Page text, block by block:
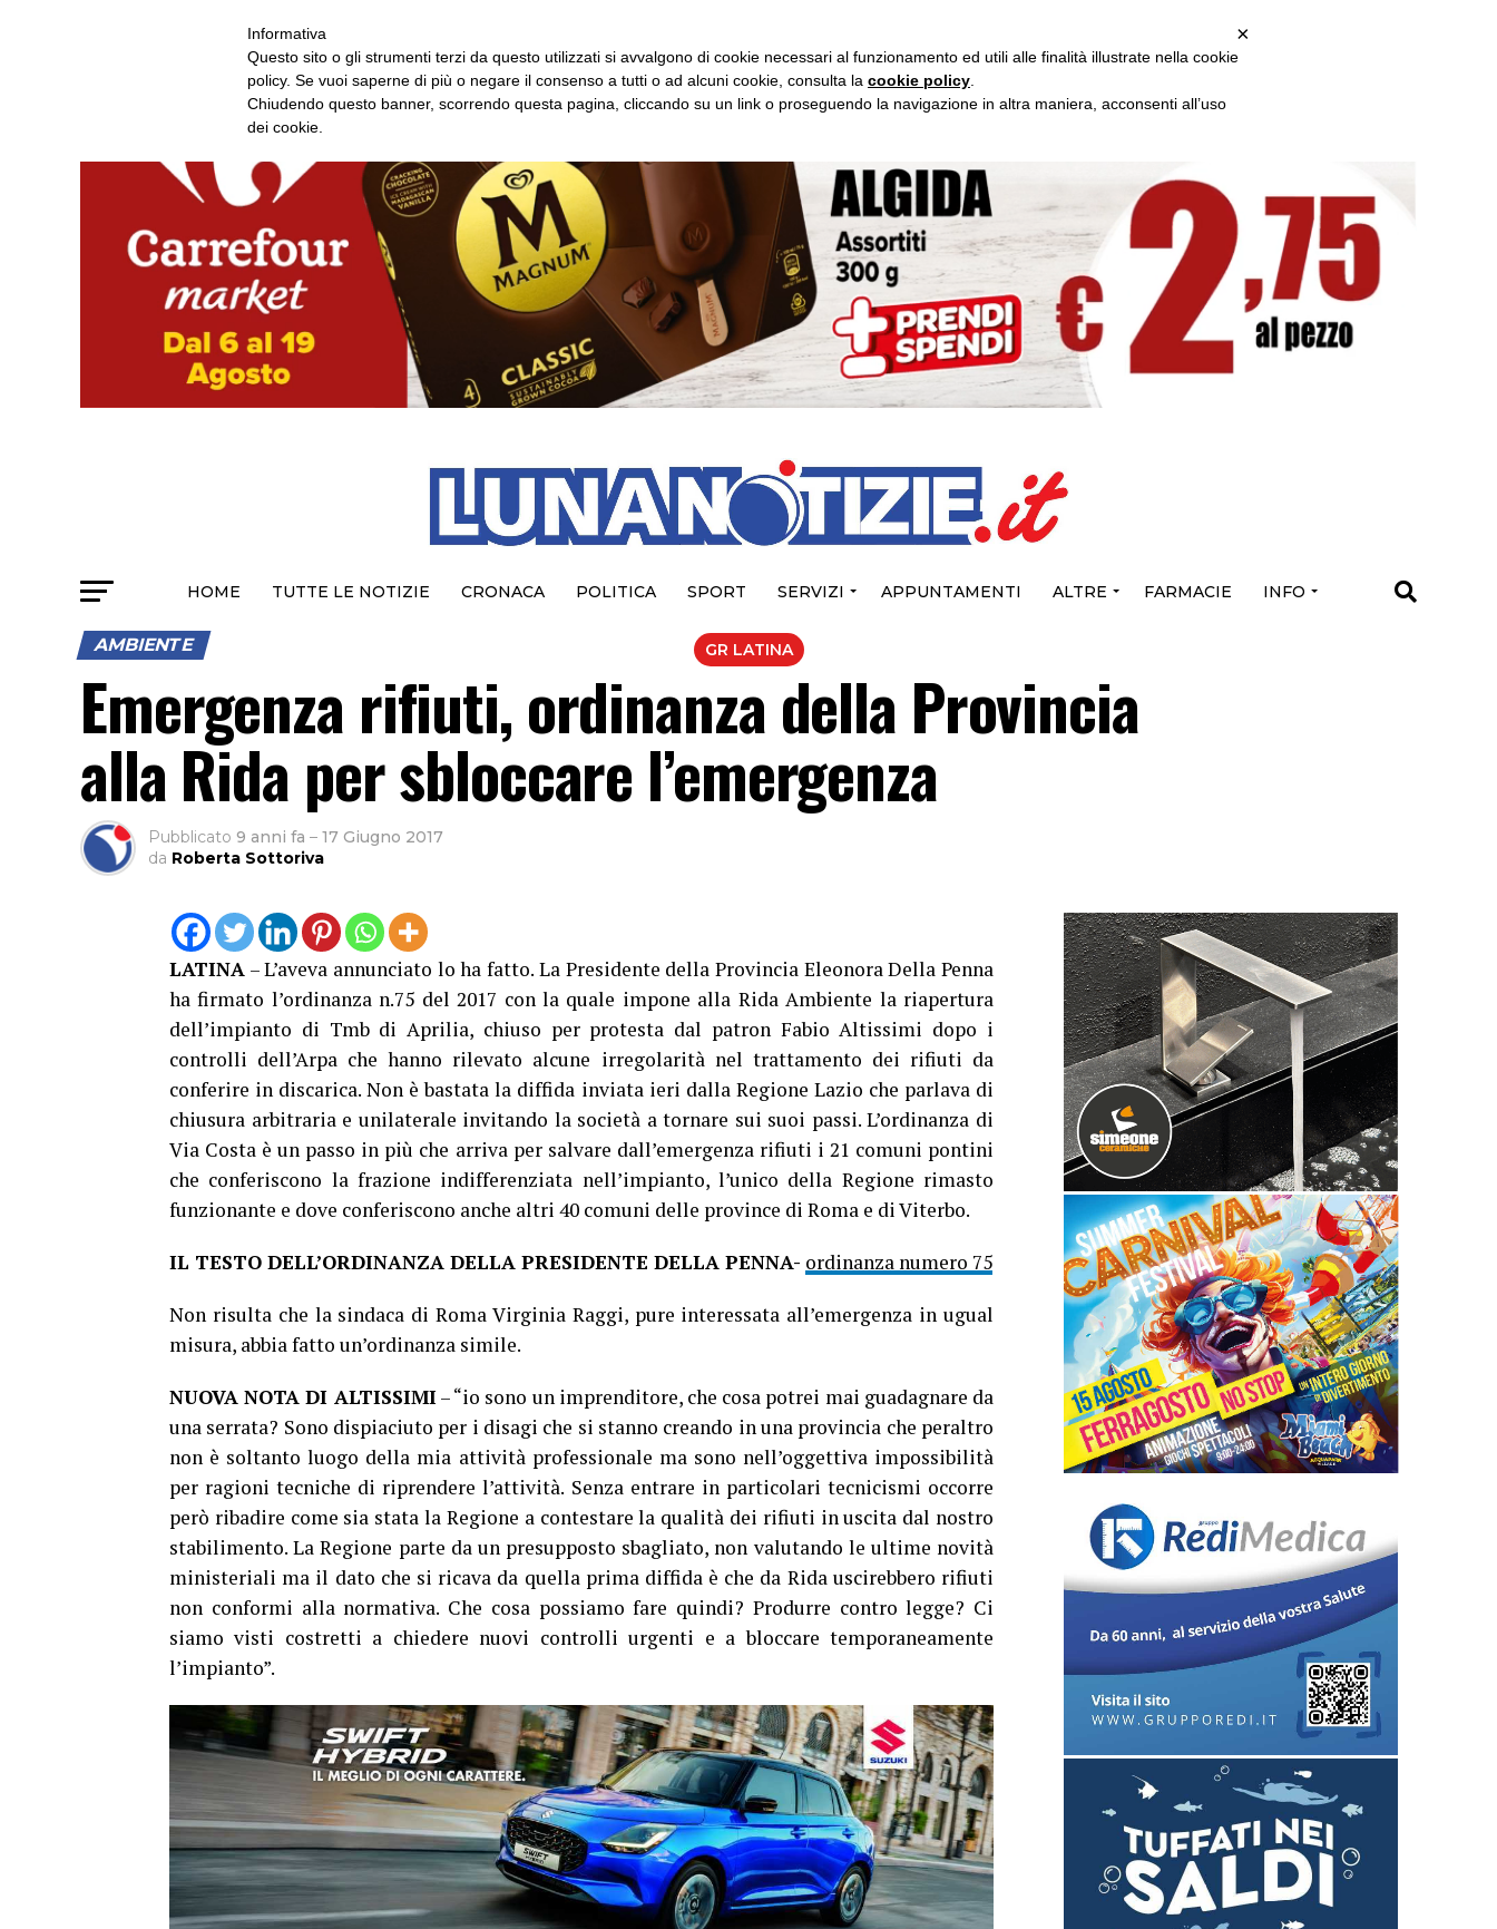
HOME TUTTE LE NOTIZIE CRONACA POLITICA SPORT SERVIZI APPUNTAMENTI ALTRE FARMACIE INFO
GR LATINA
AMBIENTE
Emergenza rifiuti, ordinanza della Provincia
alla Rida per sbloccare l’emergenza
Pubblicato 9 anni fa – 17 Giugno 2017
da Roberta Sottoriva
LATINA – L’aveva annunciato lo ha fatto. La Presidente della Provincia Eleonora Della Penna
ha firmato l’ordinanza n.75 del 2017 con la quale impone alla Rida Ambiente la riapertura
dell’impianto di Tmb di Aprilia, chiuso per protesta dal patron Fabio Altissimi dopo i
controlli dell’Arpa che hanno rilevato alcune irregolarità nel trattamento dei rifiuti da
conferire in discarica. Non è bastata la diffida inviata ieri dalla Regione Lazio che parlava di
chiusura arbitraria e unilaterale invitando la società a tornare sui suoi passi. L’ordinanza di
Via Costa è un passo in più che arriva per salvare dall’emergenza rifiuti i 21 comuni pontini
che conferiscono la frazione indifferenziata nell’impianto, l’unico della Regione rimasto
funzionante e dove conferiscono anche altri 40 comuni delle province di Roma e di Viterbo.
IL TESTO DELL’ORDINANZA DELLA PRESIDENTE DELLA PENNA- ordinanza numero 75
Non risulta che la sindaca di Roma Virginia Raggi, pure interessata all’emergenza in ugual
misura, abbia fatto un’ordinanza simile.
NUOVA NOTA DI ALTISSIMI– “io sono un imprenditore, che cosa potrei mai guadagnare da
una serrata? Sono dispiaciuto per i disagi che si stanno creando in una provincia che peraltro
non è soltanto luogo della mia attività professionale ma sono nell’oggettiva impossibilità
per ragioni tecniche di riprendere l’attività. Senza entrare in particolari tecnicismi occorre
però ribadire come sia stata la Regione a contestare la qualità dei rifiuti in uscita dal nostro
stabilimento. La Regione parte da un presupposto sbagliato, non valutando le ultime novità
ministeriali ma il dato che si ricava da quella prima diffida è che da Rida uscirebbero rifiuti
non conformi alla normativa. Che cosa possiamo fare quindi? Produrre contro legge? Ci
siamo visti costretti a chiedere nuovi controlli urgenti e a bloccare temporaneamente
l’impianto”.
×
Informativa
Questo sito o gli strumenti terzi da questo utilizzati si avvalgono di cookie necessari al funzionamento ed utili alle finalità illustrate nella cookie
policy. Se vuoi saperne di più o negare il consenso a tutti o ad alcuni cookie, consulta la cookie policy
Chiudendo questo banner, scorrendo questa pagina, cliccando su un link o proseguendo la navigazione in altra maniera, acconsenti all’uso
dei cookie.